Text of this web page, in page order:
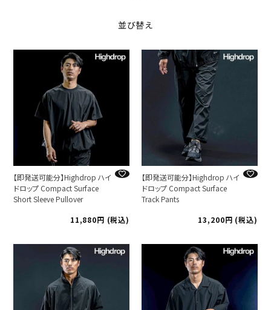
並び替え
【即発送可能分】Highdrop ハイ
ドロップ Compact Surface
Short Sleeve Pullover
11,880
税込
【即発送可能分】Highdrop ハイ
ドロップ Compact Surface
Track Pants
13,200
税込